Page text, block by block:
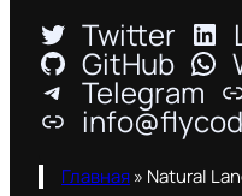
Twitter
GitHub
Telegram
Главная» Natural